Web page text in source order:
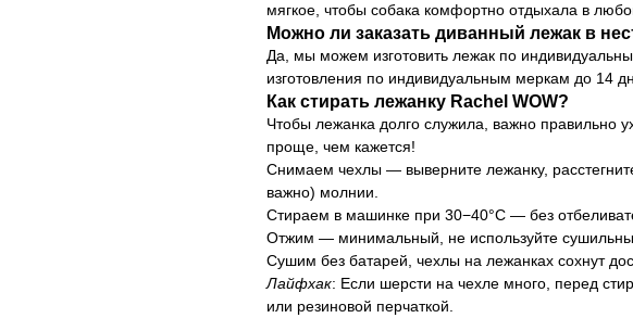
мягкое, чтобы собака комфортно отдыхала в
Можно ли заказать диванный лежак в
Да, мы можем изготовить лежак по
изготовления по индивидуальным меркам до 14
Как стирать лежанку Rachel WOW?
Чтобы лежанка долго служила, важно правильно
проще, чем кажется!
Снимаем чехлы — выверните лежанку,
важно) молнии.
Стираем в машинке при 30−40°С — без
Отжим — минимальный, не используйте
Сушим без батарей, чехлы на лежанках сохнут
Лайфхак: Если шерсти на чехле много, перед
или резиновой перчаткой.